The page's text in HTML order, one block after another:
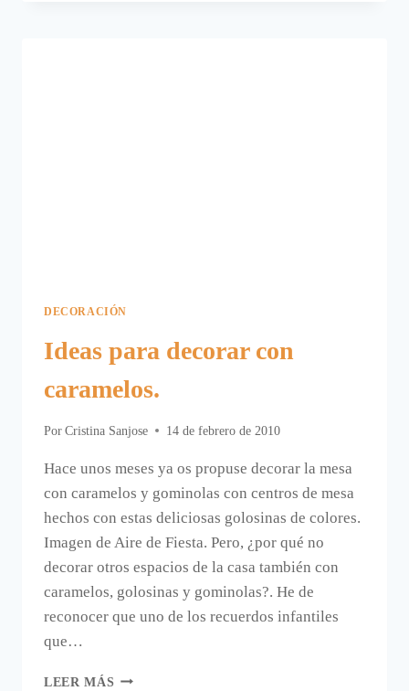
DECORACIÓN
Ideas para decorar con
caramelos.
Por Cristina Sanjose 14 de febrero de 2010
Hace unos meses ya os propuse decorar la mesa
con caramelos y gominolas con centros de mesa
hechos con estas deliciosas golosinas de colores.
Imagen de Aire de Fiesta. Pero, ¿por qué no
decorar otros espacios de la casa también con
caramelos, golosinas y gominolas?. He de
reconocer que uno de los recuerdos infantiles
que…
LEER MÁS IDEAS